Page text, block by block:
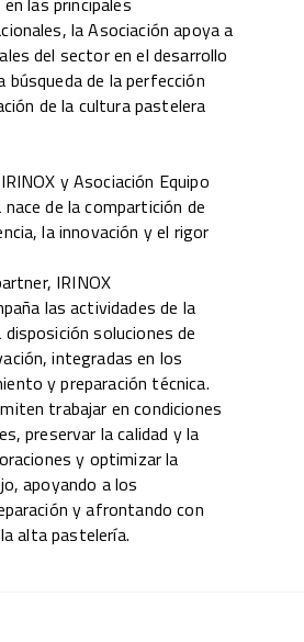
la Asociación apoya a
del sector en el desarrollo
búsqueda de la perfección
de la cultura pastelera
y Asociación Equipo
de la compartición de
la innovación y el rigor
IRINOX
las actividades de la
soluciones de
integradas en los
y preparación técnica.
trabajar en condiciones
preservar la calidad y la
y optimizar la
apoyando a los
y afrontando con
alta pastelería.